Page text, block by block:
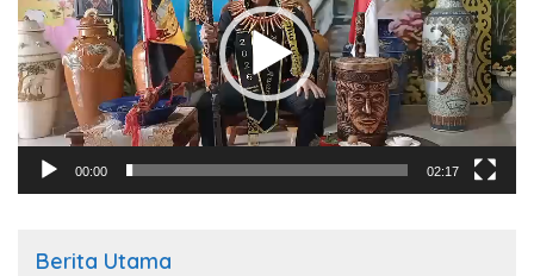
00:00 02:17
Berita Utama